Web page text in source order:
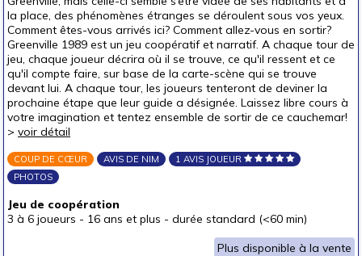
la place, des phénomènes étranges se déroulent sous vos yeux.
Comment êtes-vous arrivés ici? Comment allez-vous en sortir?
Greenville 1989 est un jeu coopératif et narratif. A chaque tour de
jeu, chaque joueur décrira où il se trouve, ce qu'il ressent et ce
qu'il compte faire, sur base de la carte-scène qui se trouve
devant lui. A chaque tour, les joueurs tenteront de deviner la
prochaine étape que leur guide a désignée. Laissez libre cours à
votre imagination et tentez ensemble de sortir de ce cauchemar!
> voir détail
COUP DE CŒUR AVIS DE NIM
1 AVIS JOUEUR
PHOTOS
Jeu de coopération
3 à 6 joueurs - 16 ans et plus - durée standard (<60 min)
Plus disponible à la vente